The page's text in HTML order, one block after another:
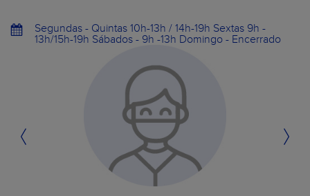
Segundas - Quintas 10h-13h / 14h-19h Sextas 9h -
13h/15h-19h Sábados - 9h -13h Domingo - Encerrado